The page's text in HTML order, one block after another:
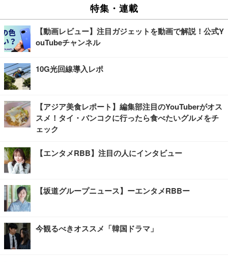
特集・連載
【動画レビュー】注目ガジェットを動画で解説！公式Y
ouTubeチャンネル
10G光回線導入レポ
【アジア美食レポート】編集部注目のYouTuberがオス
スメ！タイ・バンコクに行ったら食べたいグルメをチ
ェック
【エンタメRBB】注目の人にインタビュー
【坂道グループニュース】ーエンタメRBBー
今観るべきオススメ「韓国ドラマ」